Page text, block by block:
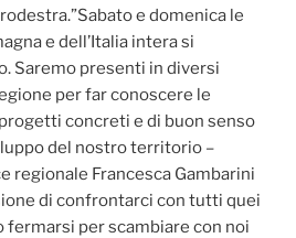
e domenica le
e dell’Italia intera si
Saremo presenti in diversi
per far conoscere le
concreti e di buon senso
del nostro territorio –
regionale Francesca Gambarini
di confrontarci con tutti quei
per scambiare con noi